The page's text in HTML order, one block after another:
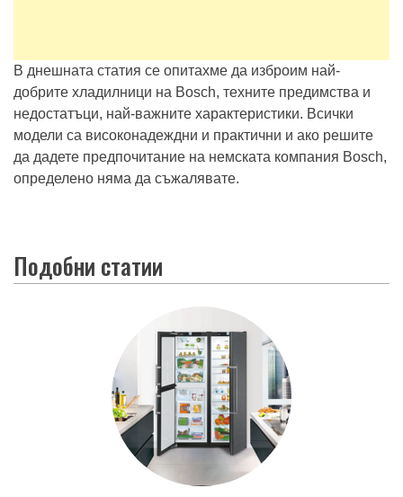
В днешната статия се опитахме да изброим най-
добрите хладилници на Bosch, техните предимства и
недостатъци, най-важните характеристики. Всички
модели са високонадеждни и практични и ако решите
да дадете предпочитание на немската компания Bosch,
определено няма да съжалявате.
Подобни статии